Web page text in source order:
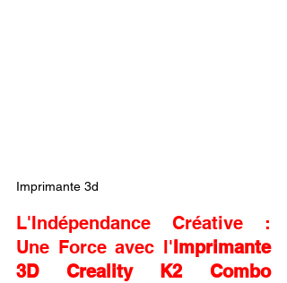
Imprimante 3d
L'Indépendance Créative :
Une Force avec l'Imprimante
3D Creality K2 Combo